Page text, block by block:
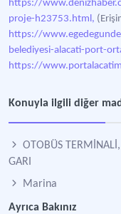
https://
proje-h23753.html,
https://
belediyesi-alacati-port-
https://
Konuyla ilgili diğer
OTOBÜS
GARI
Marina
Ayrıca Bakınız